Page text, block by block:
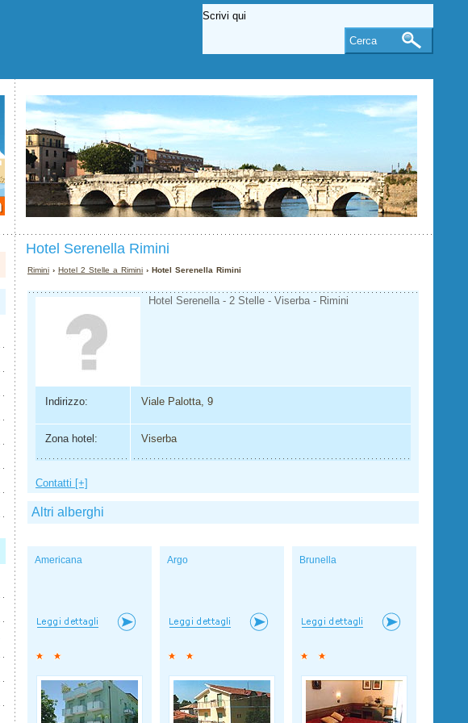
Hotel Serenella Rimini
Rimini ›Hotel 2 Stelle a Rimini › Hotel Serenella Rimini
Hotel Serenella - 2 Stelle - Viserba - Rimini
Indirizzo: Viale Palotta, 9
Zona hotel: Viserba
Contatti [+]
Altri alberghi
Americana Argo Brunella
Cerca